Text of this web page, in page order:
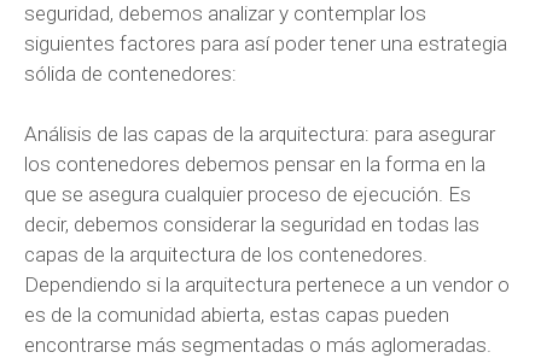
seguridad, debemos analizar y contemplar los
siguientes factores para así poder tener una estrategia
sólida de contenedores:
Análisis de las capas de la arquitectura: para asegurar
los contenedores debemos pensar en la forma en la
que se asegura cualquier proceso de ejecución. Es
decir, debemos considerar la seguridad en todas las
capas de la arquitectura de los contenedores.
Dependiendo si la arquitectura pertenece a un vendor o
es de la comunidad abierta, estas capas pueden
encontrarse más segmentadas o más aglomeradas.